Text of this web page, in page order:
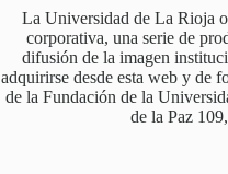
La Universidad de La Rioja
corporativa, una serie de
difusión de la imagen
adquirirse desde esta web y de
de la Fundación de la
de la Paz